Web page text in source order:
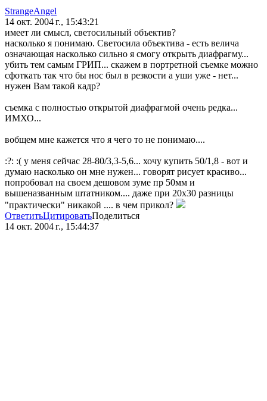
StrangeAngel
14 окт. 2004 г., 15:43:21
имеет ли смысл, светосильный объектив?
насколько я понимаю. Светосила объектива - есть велича
означающая насколько сильно я смогу открыть диафрагму...
убить тем самым ГРИП... скажем в портретной съемке можно
сфоткать так что бы нос был в резкости а уши уже - нет...
нужен Вам такой кадр?
съемка с полностью открытой диафрагмой очень редка...
ИМХО...
вобщем мне кажется что я чего то не понимаю....
:?: :( у меня сейчас 28-80/3,3-5,6... хочу купить 50/1,8 - вот и
думаю насколько он мне нужен... говорят рисует красиво...
попробовал на своем дешовом зуме пр 50мм и
вышеназванным штатником.... даже при 20х30 разницы
"практически" никакой .... в чем прикол?
ОтветитьЦитироватьПоделиться
14 окт. 2004 г., 15:44:37